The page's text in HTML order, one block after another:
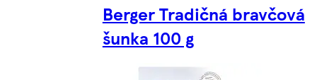
Berger Tradičná bravčová
šunka 100 g